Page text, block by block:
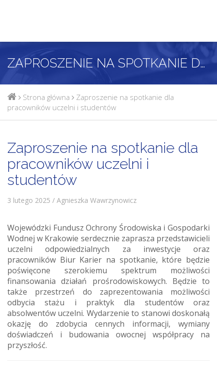
ZAPROSZENIE NA SPOTKANIE DLA PRACOWNIKÓW UCZELNI I STUDENTÓW
Strona główna
Zaproszenie na spotkanie dla
pracowników uczelni i studentów
Zaproszenie na spotkanie dla
pracowników uczelni i
studentów
3 lutego 2025 / Agnieszka Wawrzynowicz
Wojewódzki Fundusz Ochrony Środowiska i Gospodarki
Wodnej w Krakowie serdecznie zaprasza przedstawicieli
uczelni odpowiedzialnych za inwestycje oraz
pracowników Biur Karier na spotkanie, które będzie
poświęcone szerokiemu spektrum możliwości
finansowania działań prośrodowiskowych. Będzie to
także przestrzeń do zaprezentowania możliwości
odbycia stażu i praktyk dla studentów oraz
absolwentów uczelni. Wydarzenie to stanowi doskonałą
okazję do zdobycia cennych informacji, wymiany
doświadczeń i budowania owocnej współpracy na
przyszłość.